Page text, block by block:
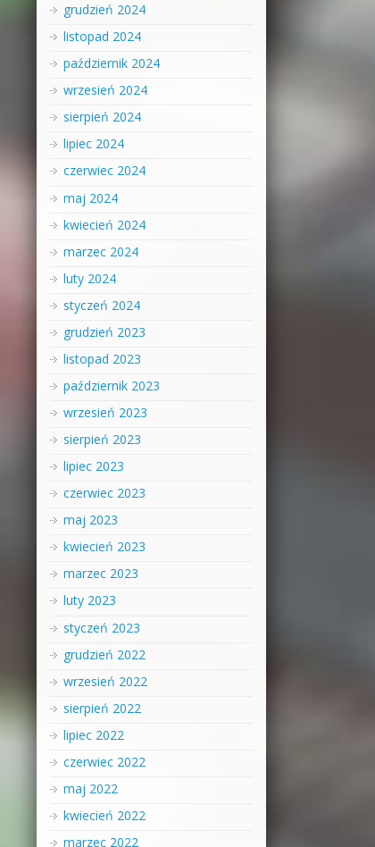
grudzień 2024
listopad 2024
październik 2024
wrzesień 2024
sierpień 2024
lipiec 2024
czerwiec 2024
maj 2024
kwiecień 2024
marzec 2024
luty 2024
styczeń 2024
grudzień 2023
listopad 2023
październik 2023
wrzesień 2023
sierpień 2023
lipiec 2023
czerwiec 2023
maj 2023
kwiecień 2023
marzec 2023
luty 2023
styczeń 2023
grudzień 2022
wrzesień 2022
sierpień 2022
lipiec 2022
czerwiec 2022
maj 2022
kwiecień 2022
marzec 2022